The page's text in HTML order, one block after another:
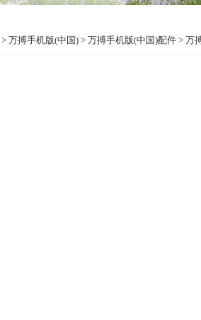
> 万搏手机版(中国) > 万搏手机版(中国)配件 > 万